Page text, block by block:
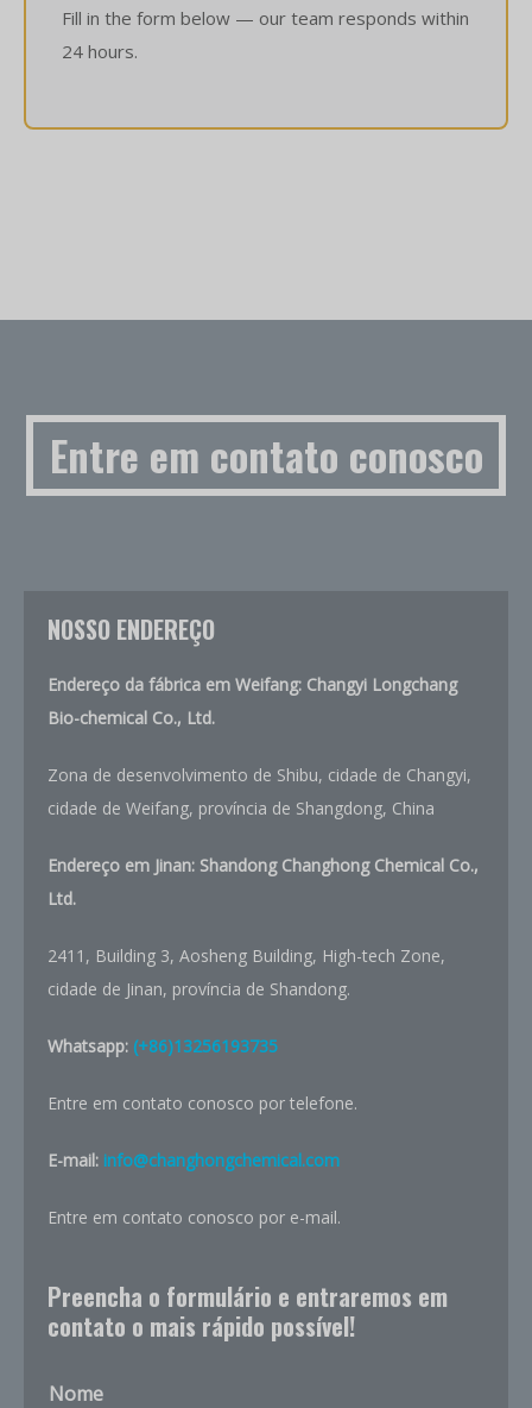
Fill in the form below — our team responds within
24 hours.
Entre em contato conosco
NOSSO ENDEREÇO
Endereço da fábrica em Weifang: Changyi Longchang
Bio-chemical Co., Ltd.
Zona de desenvolvimento de Shibu, cidade de Changyi,
cidade de Weifang, província de Shangdong, China
Endereço em Jinan: Shandong Changhong Chemical Co.,
Ltd.
2411, Building 3, Aosheng Building, High-tech Zone,
cidade de Jinan, província de Shandong.
Whatsapp: (+86)13256193735
Entre em contato conosco por telefone.
E-mail: info@changhongchemical.com
Entre em contato conosco por e-mail.
Preencha o formulário e entraremos em
contato o mais rápido possível!
Nome